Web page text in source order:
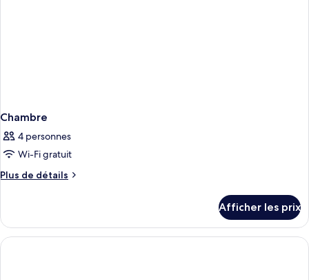
Chambre
4 personnes
Wi-Fi gratuit
Plus de détails
Plus
Chambre
Afficher les prix